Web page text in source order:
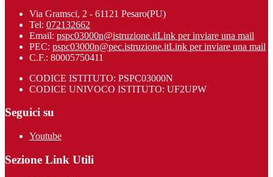
Via Gramsci, 2 - 61121 Pesaro(PU)
Tel: 072132662
Email: pspc03000n@istruzione.itLink per inviare una mail
PEC: pspc03000n@pec.istruzione.itLink per inviare una mail
C.F.: 80005750411
CODICE ISTITUTO: PSPC03000N
CODICE UNIVOCO ISTITUTO: UF2UPW
Seguici su
Youtube
Sezione Link Utili